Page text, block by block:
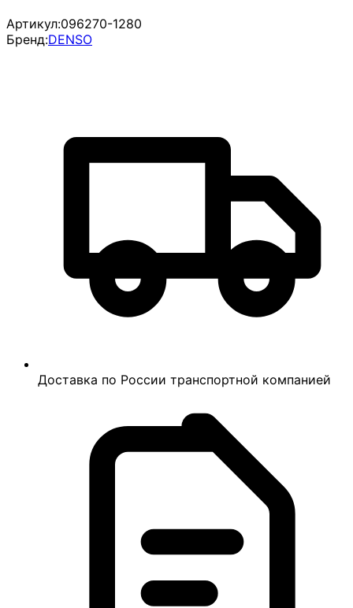
Артикул:096270-1280
Бренд:DENSO
Доставка по России транспортной компанией